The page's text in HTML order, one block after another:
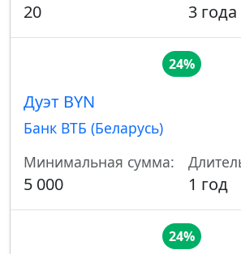
20 3 года
24%
Дуэт BYN
Банк ВТБ (Беларусь)
Минимальная сумма:
5 000 1 год
24%